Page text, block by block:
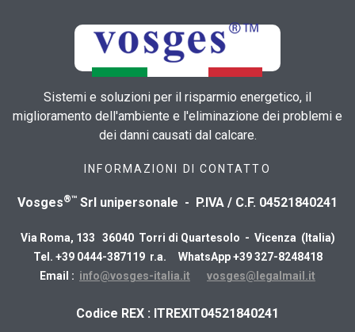
Sistemi e soluzioni per il risparmio energetico, il
miglioramento dell'ambiente e l'eliminazione dei problemi e
dei danni causati dal calcare.
INFORMAZIONI DI CONTATTO
Vosges®™ Srl unipersonale - P.IVA / C.F. 04521840241
Via Roma, 133 36040 Torri di Quartesolo - Vicenza (Italia)
Tel. +39 0444-387119 r.a. WhatsApp +39 327-8248418
Email : info@vosges-italia.it vosges@legalmail.it
​Codice REX : ITREXIT04521840241